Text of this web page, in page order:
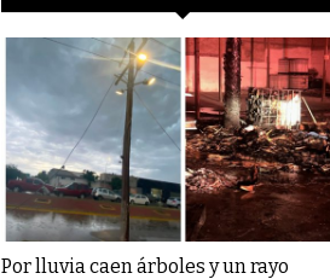
Por lluvia caen árboles y un rayo